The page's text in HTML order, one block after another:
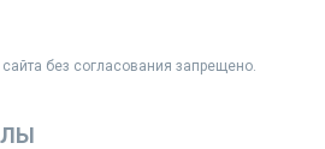
без согласования запрещено.